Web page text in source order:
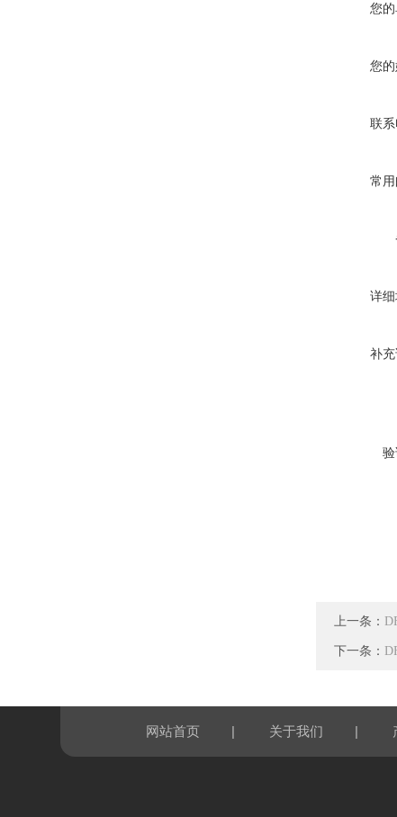
您的
您的
联系
常用
详细
补充
验
上一条：
下一条：
网站首页 | 关于我们 |